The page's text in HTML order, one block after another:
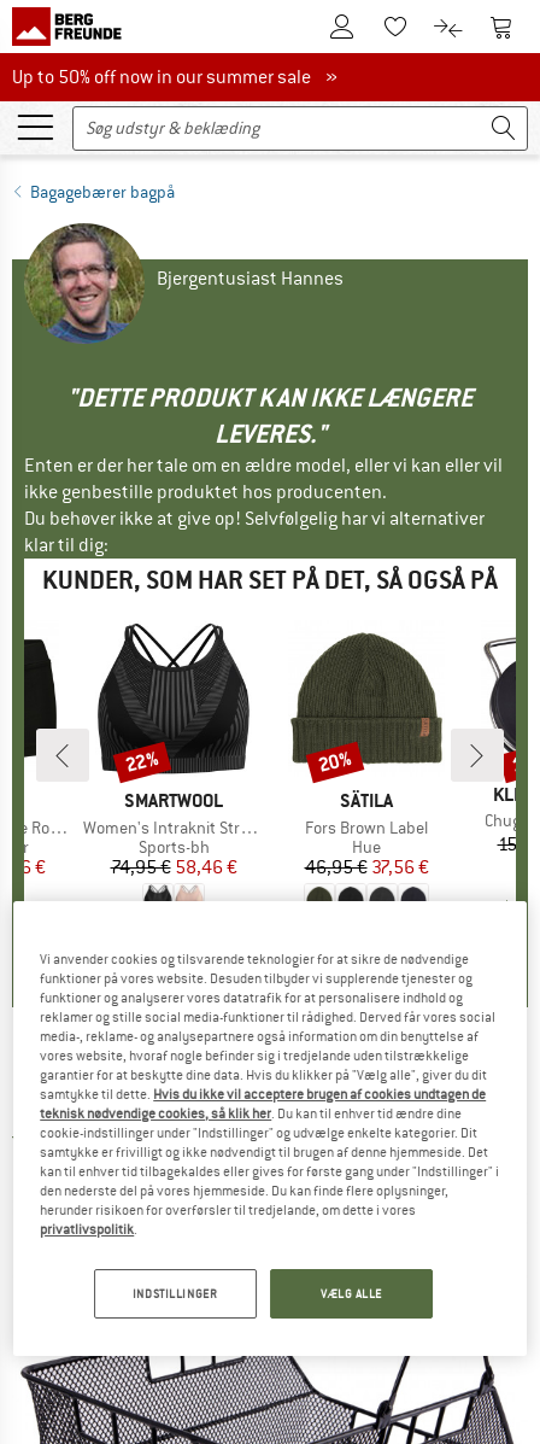
Til kundekontoenTil huskesedlen.
Til Til
Up to 50% off now in our summer sale
Up to 50% off now in our summer sale »
Bagagebærer bagpå
Bjergentusiast Hannes
"DETTE PRODUKT KAN IKKE LÆNGERE
LEVERES."
Enten er der her tale om en ældre model, eller vi kan eller vil
ikke genbestille produktet hos producenten.
Du behøver ikke at give op! Selvfølgelig har vi alternativer
klar til dig:
KUNDER, SOM HAR SET PÅ DET, SÅ OGSÅ PÅ
Boyleg
pris
€
MÆRKE
SMARTWOOL
Artikel
Women's Intraknit Strappy Bra
Produktgruppe
Sports-bh
Pris
74,95 € Nedsat pris
58,46 €
Rabat
22%
MÆRKE
SÄTILA
Artikel
Fors Brown Label
Produktgruppe
Hue
Pris
46,95 €Nedsat pris
37,56 €
Rabat
20%
Artikel
Chug
CONTEC - Mocca RT Luggage Rack Basket -
Bagagebærer
5,0(1)
Vi anvender cookies og tilsvarende teknologier for at sikre de nødvendige
funktioner på vores website. Desuden tilbyder vi supplerende tjenester og
funktioner og analyserer vores datatrafik for at personalisere indhold og
reklamer og stille social media-funktioner til rådighed. Derved får vores social
media-, reklame- og analysepartnere også information om din benyttelse af
vores website, hvoraf nogle befinder sig i tredjelande uden tilstrækkelige
garantier for at beskytte dine data. Hvis du klikker på "Vælg alle", giver du dit
samtykke til dette. Hvis du ikke vil acceptere brugen af cookies undtagen de
teknisk nødvendige cookies, så klik her. Du kan til enhver tid ændre dine
cookie-indstillinger under "Indstillinger" og udvælge enkelte kategorier. Dit
samtykke er frivilligt og ikke nødvendigt til brugen af denne hjemmeside. Det
kan til enhver tid tilbagekaldes eller gives for første gang under "Indstillinger" i
den nederste del på vores hjemmeside. Du kan finde flere oplysninger,
herunder risikoen for overførsler til tredjelande, om dette i vores
privatlivspolitik.
INDSTILLINGER VÆLG ALLE